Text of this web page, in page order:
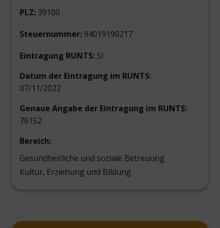
PLZ: 39100
Steuernummer: 94019190217
Eintragung RUNTS: SI
Datum der Eintragung im RUNTS:
07/11/2022
Genaue Angabe der Eintragung im RUNTS:
76152
Bereich:
Gesundheitliche und soziale Betreuung
Kultur, Erziehung und Bildung